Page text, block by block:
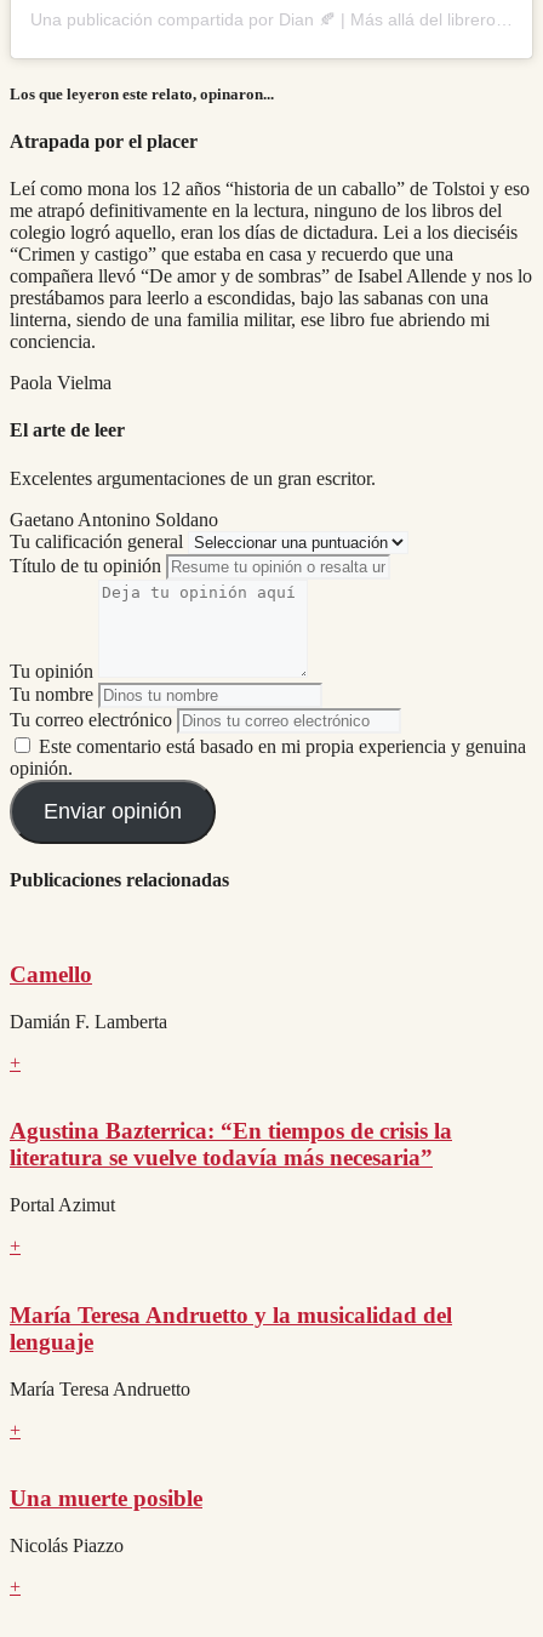
Los que leyeron este relato, opinaron...
Atrapada por el placer
Leí como mona los 12 años “historia de un caballo” de Tolstoi y eso
me atrapó definitivamente en la lectura, ninguno de los libros del
colegio logró aquello, eran los días de dictadura. Lei a los dieciséis
“Crimen y castigo” que estaba en casa y recuerdo que una
compañera llevó “De amor y de sombras” de Isabel Allende y nos lo
prestábamos para leerlo a escondidas, bajo las sabanas con una
linterna, siendo de una familia militar, ese libro fue abriendo mi
conciencia.
Paola Vielma
El arte de leer
Excelentes argumentaciones de un gran escritor.
Gaetano Antonino Soldano
Tu calificación general
Título de tu opinión
Tu opinión
Tu nombre
Tu correo electrónico
Este comentario está basado en mi propia experiencia y genuina
opinión.
Enviar opinión
Publicaciones relacionadas
Camello
Damián F. Lamberta
+
Agustina Bazterrica: “En tiempos de crisis la
literatura se vuelve todavía más necesaria”
Portal Azimut
+
María Teresa Andruetto y la musicalidad del
lenguaje
María Teresa Andruetto
+
Una muerte posible
Nicolás Piazzo
+